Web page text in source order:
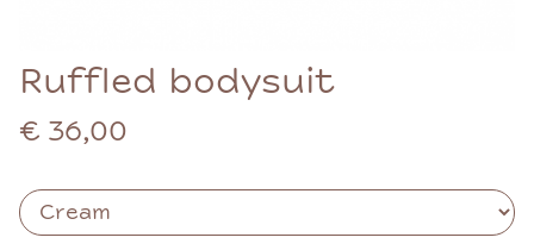
Ruffled bodysuit
€ 36,00